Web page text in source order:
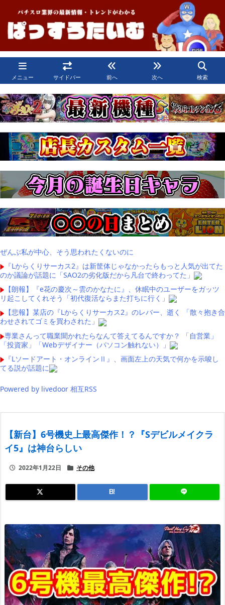
メニュー サイドバー 前へ 次へ 検索
ぜんぶ私が中心、そう思われたくないのに
『Lからくりサーカス2』は新筐体じゃなかったらもっと人気が出てた
のか議論が話題に「SAO2の劣化版だから凡台で終わってた」
【朗報】『e花の慶次～雲のかなたに』、休眠中のユーザーをガッツ
リ起こしてくれそう「初代復活ならまた打ちに行く」
【悲報】某店の『Lからくりサーカス2』のレバー、逝く 「散々抱き合
わせされてゴミを買わされた」
専業さんって職業聞かれたらなんて答えてるんですか？ 「自営業」
「投資家」「Webデザイナー（パソコン触れない）」
『Lソードアート・オンラインⅡ』、画面左上の天気で何かを示唆し
てる説が話題に
Powered by livedoor 相互RSS
【新台】6号機史上最高傑作！？『Sデビルメイクラ
イ5』は神台らしい
2022年1月22日 その他
B!